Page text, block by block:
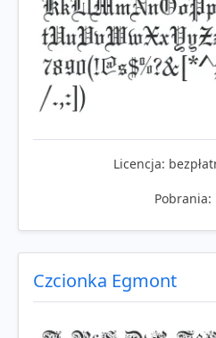
Licencja:
Pobrania:
Czcionka Egmont